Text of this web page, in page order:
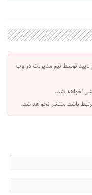
توسط تیم مدیریت در وب
نخواهد شد.
باشد منتشر نخواهد شد.